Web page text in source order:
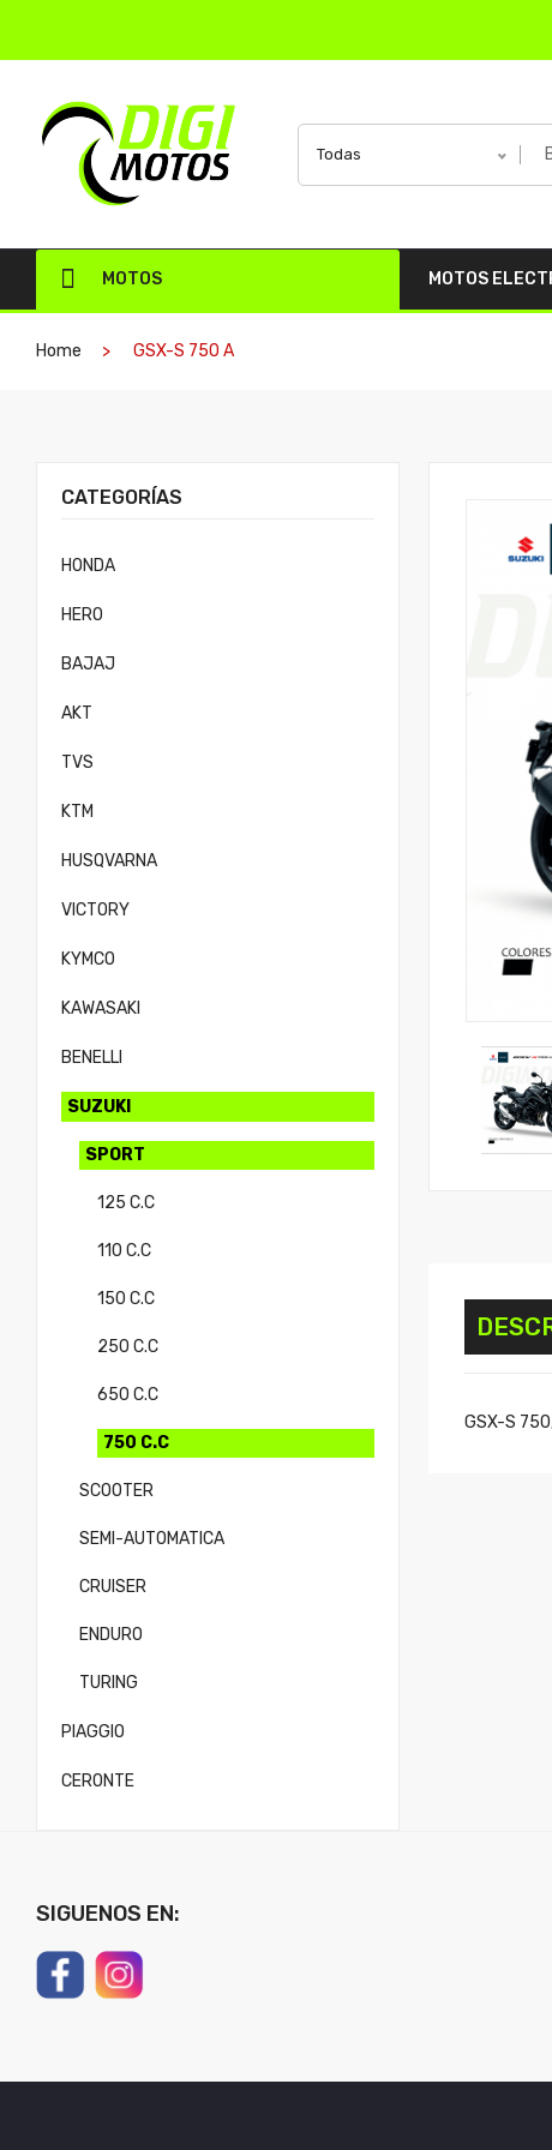
Todas
MOTOS MOTOS
Home GSX-S 750 A
CATEGORÍAS
HONDA
HERO
BAJAJ
AKT
TVS
KTM
HUSQVARNA
VICTORY
KYMCO
KAWASAKI
BENELLI
SUZUKI
SPORT
125 C.C
110 C.C
150 C.C
250 C.C
650 C.C
750 C.C
SCOOTER
SEMI-AUTOMATICA
CRUISER
ENDURO
TURING
PIAGGIO
CERONTE
GSX-S
SIGUENOS EN: